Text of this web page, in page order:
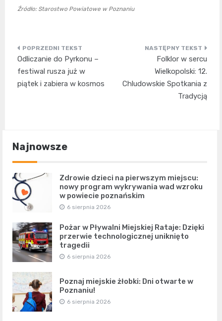
Źródło: Starostwo Powiatowe w Poznaniu
Nawigacja
wpisu
Odliczanie do Pyrkonu –
festiwal rusza już w
piątek i zabiera w kosmos
Folklor w sercu
Wielkopolski: 12.
Chludowskie Spotkania z
Tradycją
Najnowsze
Zdrowie dzieci na pierwszym miejscu:
nowy program wykrywania wad wzroku
w powiecie poznańskim
6 sierpnia 2026
Pożar w Pływalni Miejskiej Rataje: Dzięki
przerwie technologicznej uniknięto
tragedii
6 sierpnia 2026
Poznaj miejskie żłobki: Dni otwarte w
Poznaniu!
6 sierpnia 2026